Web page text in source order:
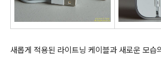
새롭게 적용된 라이트닝 케이블과 새로운 모습